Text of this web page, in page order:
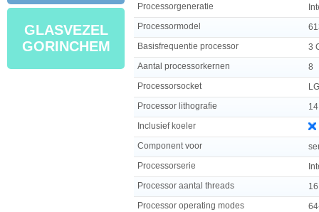
GLASVEZEL
GORINCHEM
Processorgeneratie
Processormodel
Basisfrequentie processor
3
Aantal processorkernen
8
Processorsocket
Processor lithografie
Inclusief koeler
Component voor
Processorserie
Processor aantal threads
16
Processor operating modes